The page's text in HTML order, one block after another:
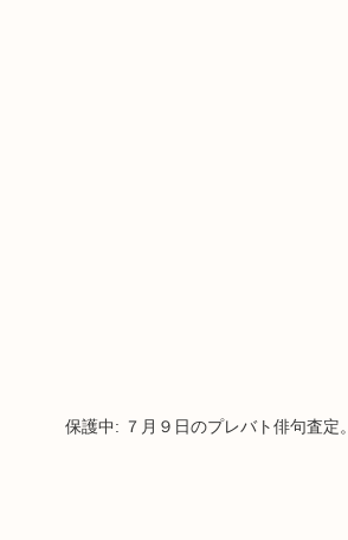
保護中: ７月９日のプレバト俳句査定。